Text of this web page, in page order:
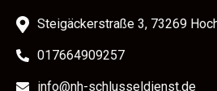
Steigäckerstraße 3, 73269
017664909257
info@nh-schlusseldienst.de